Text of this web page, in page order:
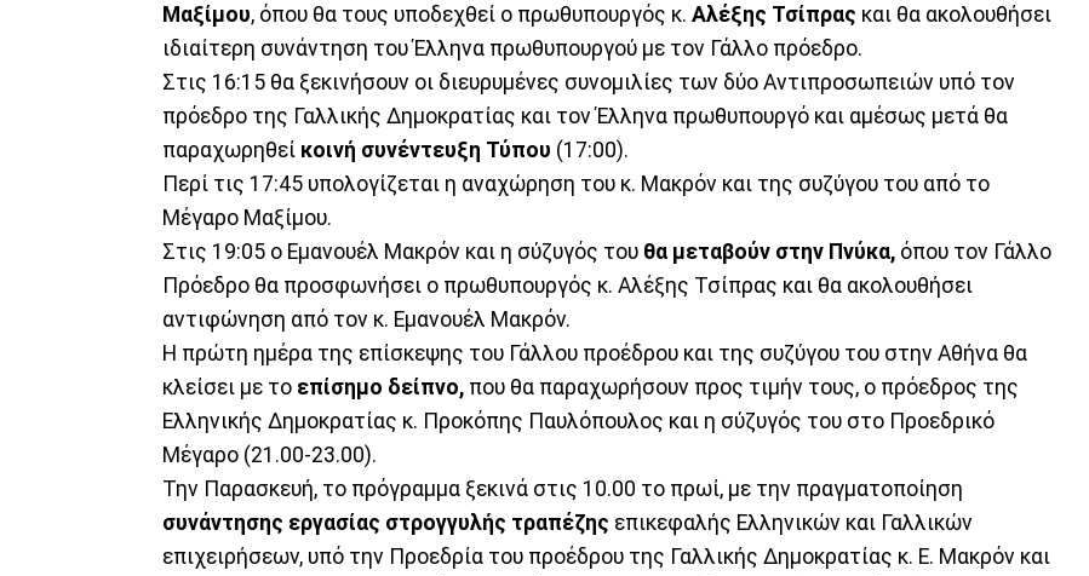
Μαξίμου, όπου θα τους υποδεχθεί ο πρωθυπουργός κ. Αλέξης Τσίπρας και θα ακολουθήσει
ιδιαίτερη συνάντηση του Έλληνα πρωθυπουργού με τον Γάλλο πρόεδρο.
Στις 16:15 θα ξεκινήσουν οι διευρυμένες συνομιλίες των δύο Αντιπροσωπειών υπό τον
πρόεδρο της Γαλλικής Δημοκρατίας και τον Έλληνα πρωθυπουργό και αμέσως μετά θα
παραχωρηθεί κοινή συνέντευξη Τύπου (17:00).
Περί τις 17:45 υπολογίζεται η αναχώρηση του κ. Μακρόν και της συζύγου του από το
Μέγαρο Μαξίμου.
Στις 19:05 ο Εμανουέλ Μακρόν και η σύζυγός του θα μεταβούν στην Πνύκα, όπου τον Γάλλο
Πρόεδρο θα προσφωνήσει ο πρωθυπουργός κ. Αλέξης Τσίπρας και θα ακολουθήσει
αντιφώνηση από τον κ. Εμανουέλ Μακρόν.
Η πρώτη ημέρα της επίσκεψης του Γάλλου προέδρου και της συζύγου του στην Αθήνα θα
κλείσει με το επίσημο δείπνο, που θα παραχωρήσουν προς τιμήν τους, ο πρόεδρος της
Ελληνικής Δημοκρατίας κ. Προκόπης Παυλόπουλος και η σύζυγός του στο Προεδρικό
Μέγαρο (21.00-23.00).
Την Παρασκευή, το πρόγραμμα ξεκινά στις 10.00 το πρωί, με την πραγματοποίηση
συνάντησης εργασίας στρογγυλής τραπέζης επικεφαλής Ελληνικών και Γαλλικών
επιχειρήσεων, υπό την Προεδρία του προέδρου της Γαλλικής Δημοκρατίας κ. Ε. Μακρόν και